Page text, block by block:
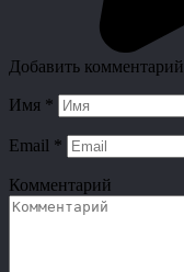
Добавить комментарий
Имя *
Email *
Комментарий